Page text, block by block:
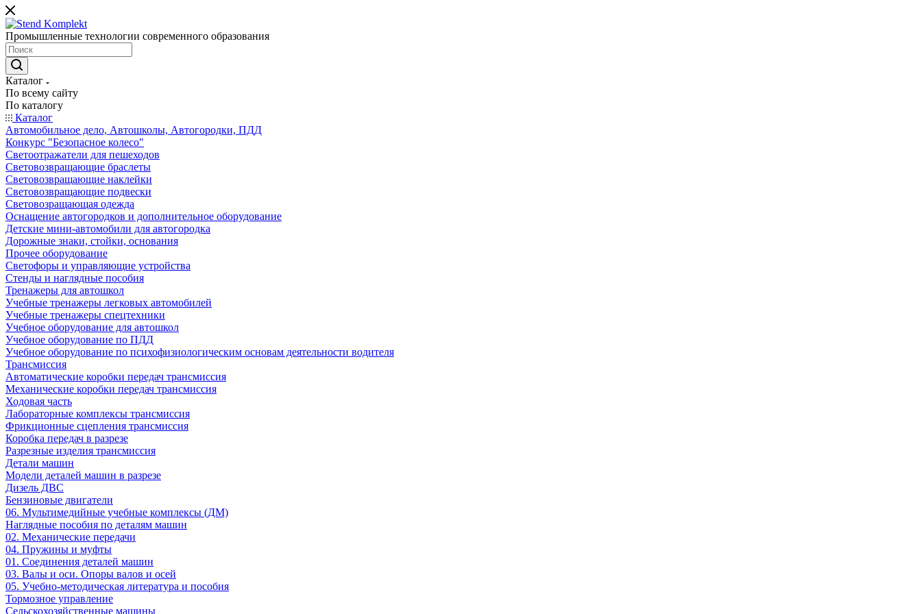
Промышленные технологии современного образования
Каталог
По всему сайту
По каталогу
Каталог
Автомобильное дело, Автошколы, Автогородки, ПДД
Конкурс "Безопасное колесо"
Светоотражатели для пешеходов
Световозвращающие браслеты
Световозвращающие наклейки
Световозвращающие подвески
Световозращающая одежда
Оснащение автогородков и дополнительное оборудование
Детские мини-автомобили для автогородка
Дорожные знаки, стойки, основания
Прочее оборудование
Светофоры и управляющие устройства
Стенды и наглядные пособия
Тренажеры для автошкол
Учебные тренажеры легковых автомобилей
Учебные тренажеры спецтехники
Учебное оборудование для автошкол
Учебное оборудование по ПДД
Учебное оборудование по психофизиологическим основам деятельности водителя
Трансмиссия
Автоматические коробки передач трансмиссия
Механические коробки передач трансмиссия
Ходовая часть
Лабораторные комплексы трансмиссия
Фрикционные сцепления трансмиссия
Коробка передач в разрезе
Разрезные изделия трансмиссия
Детали машин
Модели деталей машин в разрезе
Дизель ДВС
Бензиновые двигатели
06. Мультимедийные учебные комплексы (ДМ)
Наглядные пособия по деталям машин
02. Механические передачи
04. Пружины и муфты
01. Соединения деталей машин
03. Валы и оси. Опоры валов и осей
05. Учебно-методическая литература и пособия
Тормозное управление
Сельскохозяйственные машины